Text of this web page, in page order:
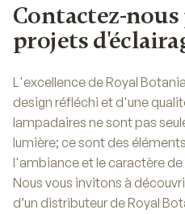
Contactez-
projets
L'excellence de Royal
design réfléchi et d'une
lampadaires ne sont pas
lumière; ce sont des
l'ambiance et le caractère
Nous vous invitons à
d’un distributeur de Royal